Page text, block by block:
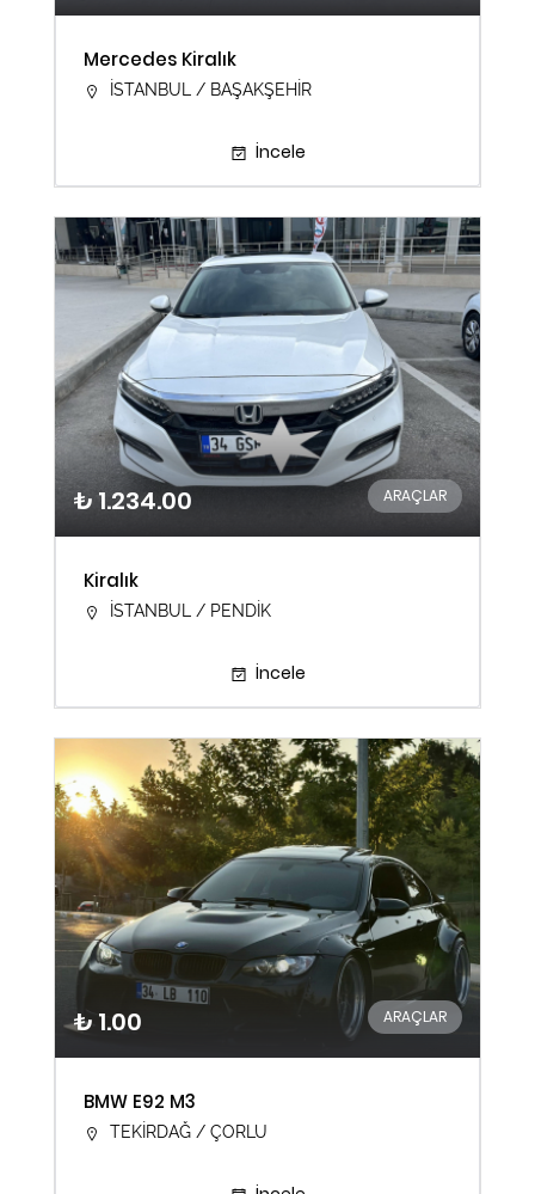
Mercedes Kiralık
İSTANBUL / BAŞAKŞEHİR
İncele
₺ 1.234.00 ARAÇLAR
Kiralık
İSTANBUL / PENDİK
İncele
₺ 1.00 ARAÇLAR
BMW E92 M3
TEKİRDAĞ / ÇORLU